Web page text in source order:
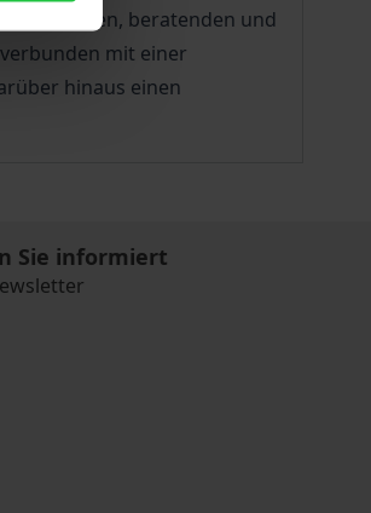
beratenden und
mit einer
hinaus einen
Sie informiert